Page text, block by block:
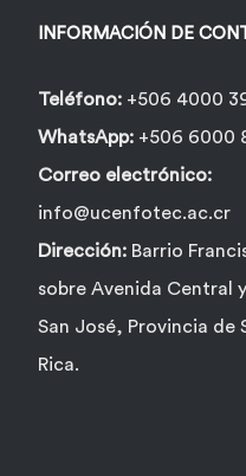
INFORMACIÓN DE
Teléfono: +506 4000
WhatsApp: +506 6000
Correo electrónico:
info@ucenfotec.ac.cr
Dirección: Barrio
sobre Avenida Central
San José, Provincia de
Rica.